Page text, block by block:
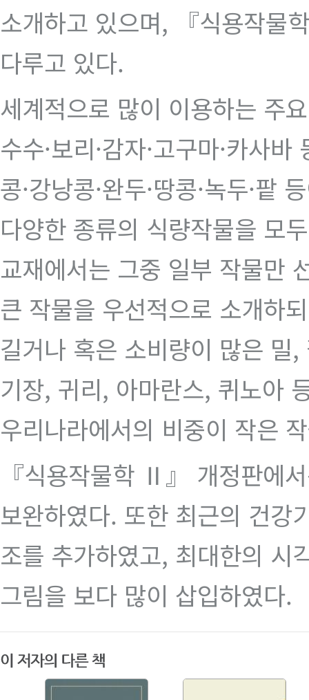
소개하고 있으며, 『식용작물
다루고 있다.
세계적으로 많이 이용하는 주
수수·보리·감자·고구마·카사
콩·강낭콩·완두·땅콩·녹두·
다양한 종류의 식량작물을 모
교재에서는 그중 일부 작물만
큰 작물을 우선적으로 소개하
길거나 혹은 소비량이 많은 밀
기장, 귀리, 아마란스, 퀴노아
우리나라에서의 비중이 작은
『식용작물학 Ⅱ』 개정판에
보완하였다. 또한 최근의 건강
조를 추가하였고, 최대한의 시
그림을 보다 많이 삽입하였다.